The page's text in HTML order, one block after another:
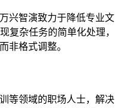
兴智演致力于降低专业文
复杂任务的简单化处理，
非格式调整。
等领域的职场人士，解决